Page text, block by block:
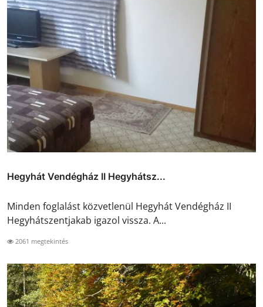
Hegyhát Vendégház II Hegyhátsz...
Minden foglalást közvetlenül Hegyhát Vendégház II
Hegyhátszentjakab igazol vissza. A...
2061 megtekintés